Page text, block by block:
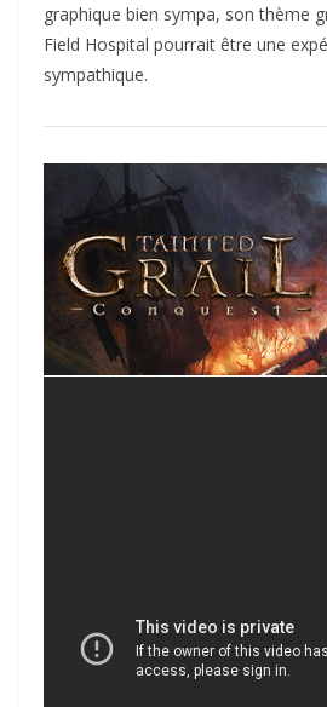
graphique bien sympa, son thème
Field Hospital pourrait être une
sympathique.